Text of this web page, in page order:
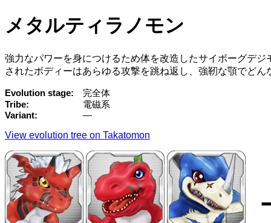
メタルティラノモン
強力なパワーを身につけるため体を改造したサイボーグデ
されたボディーはあらゆる攻撃を跳ね返し、強靭な顎でど
Evolution stage
完全体
Tribe
電磁系
Variant
—
View evolution tree on Takatomon